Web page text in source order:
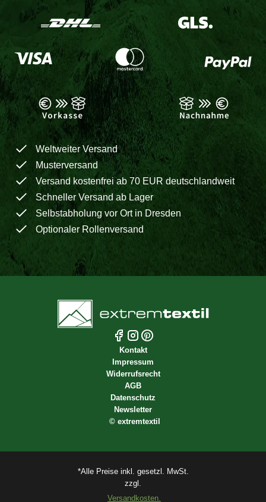
Weltweiter Versand
Musterversand
Versand kostenfrei ab 70 EUR deutschlandweit
Schneller Versand ab Lager
Selbstabholung vor Ort in Dresden
Optionaler Rollenversand
Kontakt
Impressum
Widerrufsrecht
AGB
Datenschutz
Newsletter
© extremtextil
*Alle Preise inkl. gesetzl. MwSt.
zzgl.
Versandkosten.